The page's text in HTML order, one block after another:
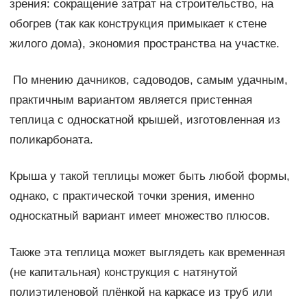
зрения: сокращение затрат на строительство, на
обогрев (так как конструкция примыкает к стене
жилого дома), экономия пространства на участке.
По мнению дачников, садоводов, самым удачным,
практичным вариантом является пристенная
теплица с односкатной крышей, изготовленная из
поликарбоната.
Крыша у такой теплицы может быть любой формы,
однако, с практической точки зрения, именно
односкатный вариант имеет множество плюсов.
Также эта теплица может выглядеть как временная
(не капитальная) конструкция с натянутой
полиэтиленовой плёнкой на каркасе из труб или